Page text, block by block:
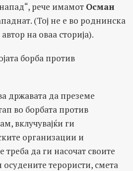
рече имамот Осман
(Тој не е во роднинска
на оваа сторија).
борба против
државата да преземе
во борбата против
вклучувајќи ги
организации и
треба да ги насочат своите
терористи, смета